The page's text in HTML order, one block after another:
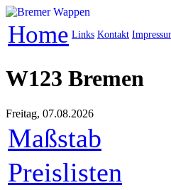
Home Links Kontakt
W123 Bremen
Freitag, 07.08.2026
Maßstab
Preislisten